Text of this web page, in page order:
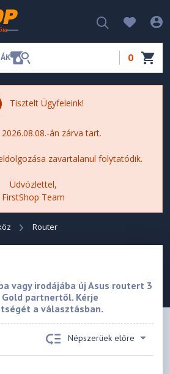
0
Tisztelt Ügyfeleink!
án zárva tart.
zavartalanul folytatódik.
Üdvözlettel,
FirstShop Team
Router
vagy irodájába új Asus routert 3
Gold partnertől. Kérje
a választásban.
Népszerüek előre